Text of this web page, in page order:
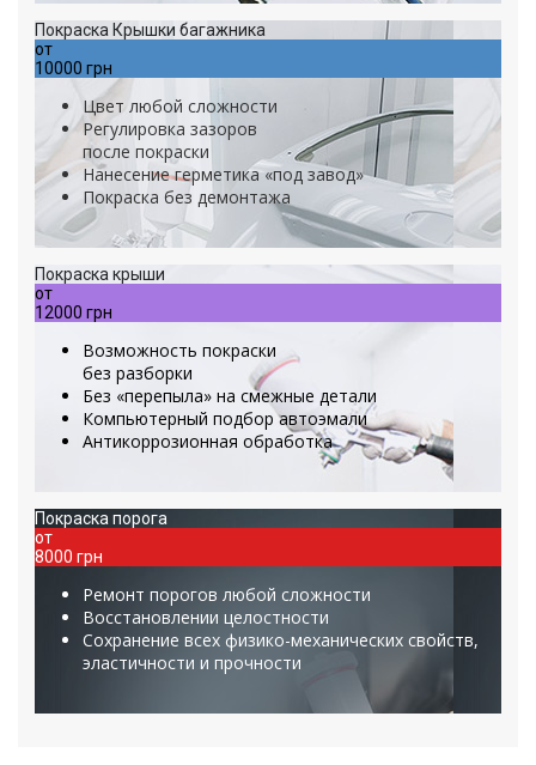
Покраска Крышки багажника
от
10000 грн
Цвет любой сложности
Регулировка зазоров
после покраски
Нанесение герметика «под завод»
Покраска без демонтажа
Покраска крыши
от
12000 грн
Возможность покраски
без разборки
Без «перепыла» на смежные детали
Компьютерный подбор автоэмали
Антикоррозионная обработка
Покраска порога
от
8000 грн
Ремонт порогов любой сложности
Восстановлении целостности
Сохранение всех физико-механических свойств,
эластичности и прочности